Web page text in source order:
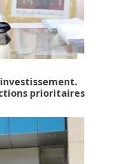
prioritaires